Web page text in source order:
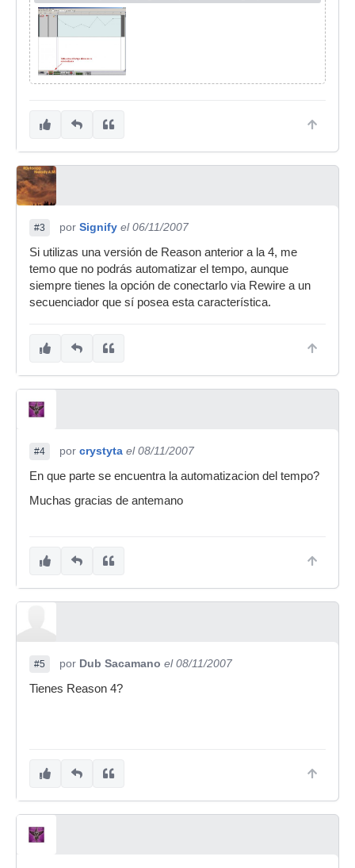
#3 por Signify el 06/11/2007
Si utilizas una versión de Reason anterior a la 4, me
temo que no podrás automatizar el tempo, aunque
siempre tienes la opción de conectarlo via Rewire a un
secuenciador que sí posea esta característica.
#4 por crystyta el 08/11/2007
En que parte se encuentra la automatizacion del tempo?
Muchas gracias de antemano
#5 por Dub Sacamano el 08/11/2007
Tienes Reason 4?